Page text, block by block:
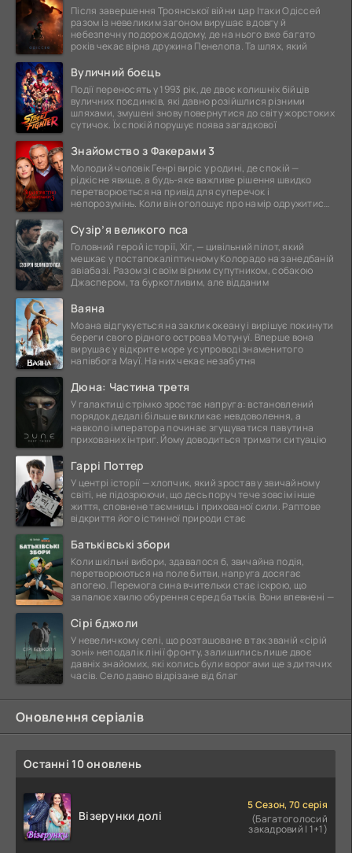
Після завершення Троянської війни цар Ітаки Одіссей
разом із невеликим загоном вирушає в довгу й
небезпечну подорож додому, де на нього вже багато
років чекає вірна дружина Пенелопа. Та шлях, який
Вуличний боєць
Події переносять у 1993 рік, де двоє колишніх бійців
вуличних поєдинків, які давно розійшлися різними
шляхами, змушені знову повернутися до світу жорстоких
сутичок. Їх спокій порушує поява загадкової
Знайомство з Факерами 3
Молодий чоловік Генрі виріс у родині, де спокій —
рідкісне явище, а будь-яке важливе рішення швидко
перетворюється на привід для суперечок і
непорозумінь. Коли він оголошує про намір одружитися,
Сузір’я великого пса
Головний герой історії, Хіг, — цивільний пілот, який
мешкає у постапокаліптичному Колорадо на занедбаній
авіабазі. Разом зі своїм вірним супутником, собакою
Джаспером, та буркотливим, але відданим
Ваяна
Моана відгукується на заклик океану і вирішує покинути
береги свого рідного острова Мотунуї. Вперше вона
вирушає у відкрите море у супроводі знаменитого
напівбога Мауї. На них чекає незабутня
Дюна: Частина третя
У галактиці стрімко зростає напруга: встановлений
порядок дедалі більше викликає невдоволення, а
навколо імператора починає згущуватися павутина
прихованих інтриг. Йому доводиться тримати ситуацію
Гаррі Поттер
У центрі історії — хлопчик, який зростав у звичайному
світі, не підозрюючи, що десь поруч тече зовсім інше
життя, сповнене таємниць і прихованої сили. Раптове
відкриття його істинної природи стає
Батьківські збори
Коли шкільні вибори, здавалося б, звичайна подія,
перетворюються на поле битви, напруга досягає
апогею. Перемога сина вчительки стає іскрою, що
запалює хвилю обурення серед батьків. Вони впевнені —
Сірі бджоли
У невеличкому селі, що розташоване в так званій «сірій
зоні» неподалік лінії фронту, залишились лише двоє
давніх знайомих, які колись були ворогами ще з дитячих
часів. Село давно відрізане від благ
Оновлення серіалів
Останні 10 оновлень
Візерунки долі
5 Сезон, 70 серія
(Багатоголосий
закадровий | 1+1)